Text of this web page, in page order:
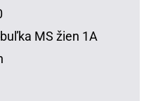
MS žien 1A